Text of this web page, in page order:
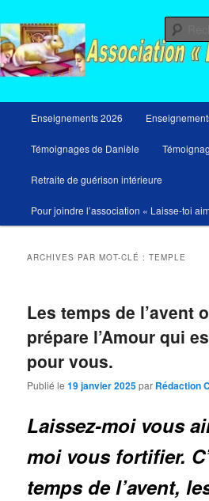
au
contenu
principal
au
contenu
secondaire
principal
Enseignements 2026
Témoignages de Danièle
Retraite de guérison intérieure
Pour joindre l’association « Laisse-toi
ARCHIVES PAR MOT-CLÉ :TEMPLE
Les temps de l’avent
prépare l’Amour qui
pour vous.
Publié le19 janvier 2025par Rédaction
Laissez-moi vous
moi vous fortifier.
temps de l’avent,